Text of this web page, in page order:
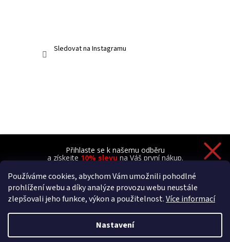
Používáme cookies, abychom Vám umožnili pohodlné
prohlížení webu a díky analýze provozu webu neustále
zlepšovali jeho funkce, výkon a použitelnost.Více informací
Nastavení
Sledovat na Instagramu
Vytvořil Shoptet
Přihlaste se k našemu odběru
a získejte 10% slevu na Váš první nákup.
Chci novinky a 10% slevu
Zásady zpracování osobních údajů